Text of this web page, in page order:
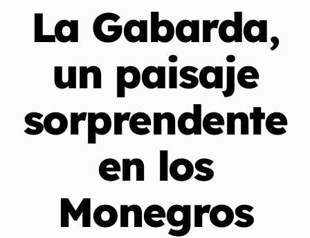
La Gabarda,
un paisaje
sorprendente
en los
Monegros